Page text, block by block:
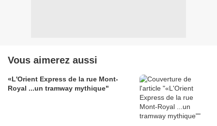
Vous aimerez aussi
«L'Orient Express de la rue Mont-
Royal ...un tramway mythique"